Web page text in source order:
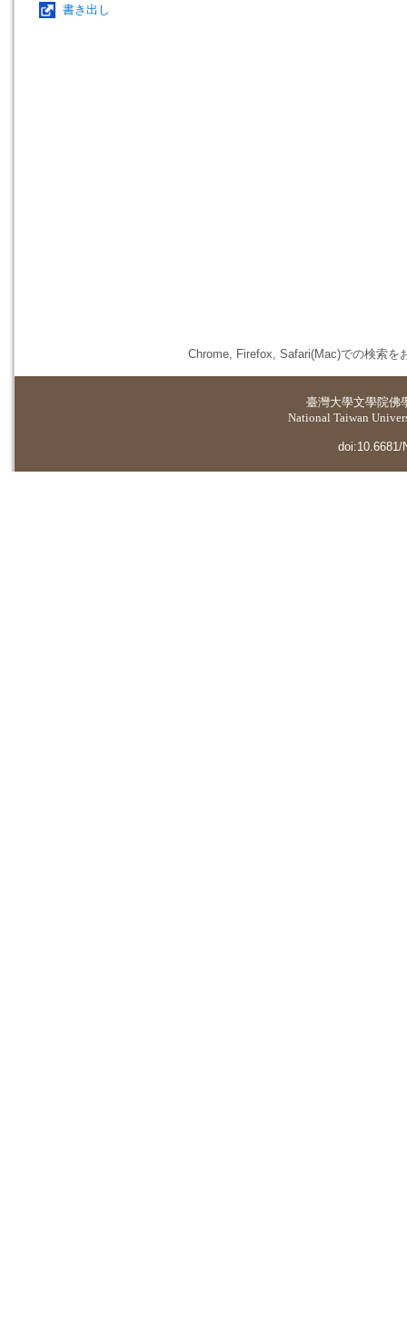
書き出し
Chrome, Firefox, Safari(Mac)での検索を
臺灣大學文學院佛
National Taiwan
doi:10.6681/